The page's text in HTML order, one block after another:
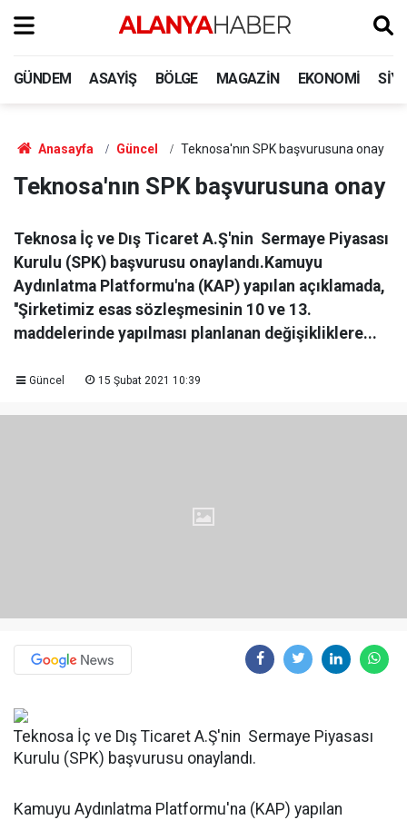
GÜNDEM ASAYIŞ BÖLGE MAGAZIN EKONOMI
Anasayfa Güncel Teknosa'nın SPK başvurusuna onay
Teknosa'nın SPK başvurusuna onay
Teknosa İç ve Dış Ticaret A.Ş'nin Sermaye Piyasası
Kurulu (SPK) başvurusu onaylandı.Kamuyu
Aydınlatma Platformu'na (KAP) yapılan açıklamada,
''Şirketimiz esas sözleşmesinin 10 ve 13.
maddelerinde yapılması planlanan değişikliklere...
Güncel 15 Şubat 2021 10:39
Teknosa İç ve Dış Ticaret A.Ş'nin Sermaye Piyasası
Kurulu (SPK) başvurusu onaylandı.
Kamuyu Aydınlatma Platformu'na (KAP) yapılan